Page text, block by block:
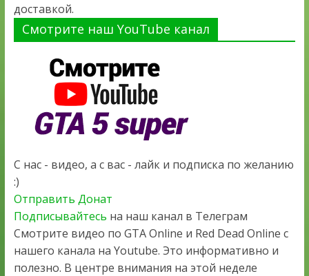
доставкой.
Смотрите наш YouTube канал
С нас - видео, а с вас - лайк и подписка по желанию
:)
Отправить Донат
Подписывайтесь на наш канал в Телеграм
Смотрите видео по GTA Online и Red Dead Online с
нашего канала на Youtube. Это информативно и
полезно. В центре внимания на этой неделе